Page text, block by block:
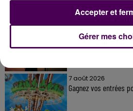
Inscrivez-vous au
Kids !
7 août 2026
Gagnez vos entrées
Gérer mes
Accepter et